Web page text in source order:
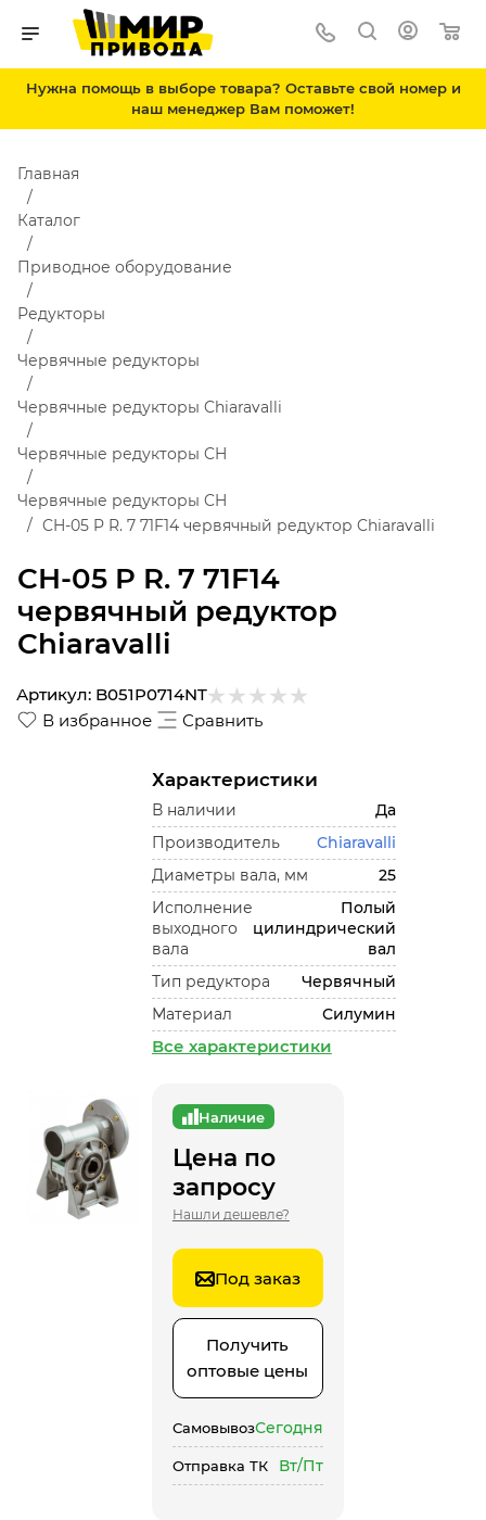
Нужна помощь в выборе товара? Оставьте свой номер и
наш менеджер Вам поможет!
CH-05 P R. 7 71F14
червячный редуктор
Chiaravalli
Главная
Каталог
Приводное оборудование
Редукторы
Червячные редукторы
Червячные редукторы Chiaravalli
Червячные редукторы CH
Червячные редукторы CH
CH-05 P R. 7 71F14 червячный редуктор Chiaravalli
В избранное Сравнить
Артикул: B051P0714NT
Характеристики
В наличии
Да
Производитель
Chiaravalli
Диаметры вала, мм
25
Исполнение
выходного
вала
Полый
цилиндрический
вал
Тип редуктора
Червячный
Материал
Силумин
Все характеристики
Наличие
Цена по
запросу
Нашли дешевле?
Под заказ
Получить
оптовые цены
СамовывозСегодня
Отправка ТК Вт/Пт